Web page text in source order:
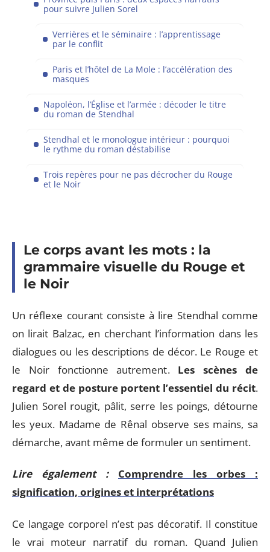
pour suivre Julien Sorel
Verrières et le séminaire : l’apprentissage
par le conflit
Paris et l’hôtel de La Mole : l’accélération des
masques
Napoléon, l’Église et l’armée : décoder le titre
du roman de Stendhal
Stendhal et le monologue intérieur : pourquoi
le rythme du roman déstabilise
Trois repères pour ne pas décrocher du Rouge
et le Noir
Le corps avant les mots : la
grammaire visuelle du Rouge et
le Noir
Un réflexe courant consiste à lire Stendhal comme
on lirait Balzac, en cherchant l’information dans les
dialogues ou les descriptions de décor. Le Rouge et
le Noir fonctionne autrement. Les scènes de
regard et de posture portent l’essentiel du récit.
Julien Sorel rougit, pâlit, serre les poings, détourne
les yeux. Madame de Rênal observe ses mains, sa
démarche, avant même de formuler un sentiment.
Lire également :
Comprendre les orbes :
signification, origines et interprétations
Ce langage corporel n’est pas décoratif. Il constitue
le vrai moteur narratif du roman. Quand Julien